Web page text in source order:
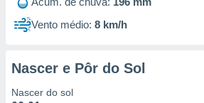
estudos
de
1199
Vento médio: 8 km/h
Nascer e Pôr do Sol
Nascer do sol